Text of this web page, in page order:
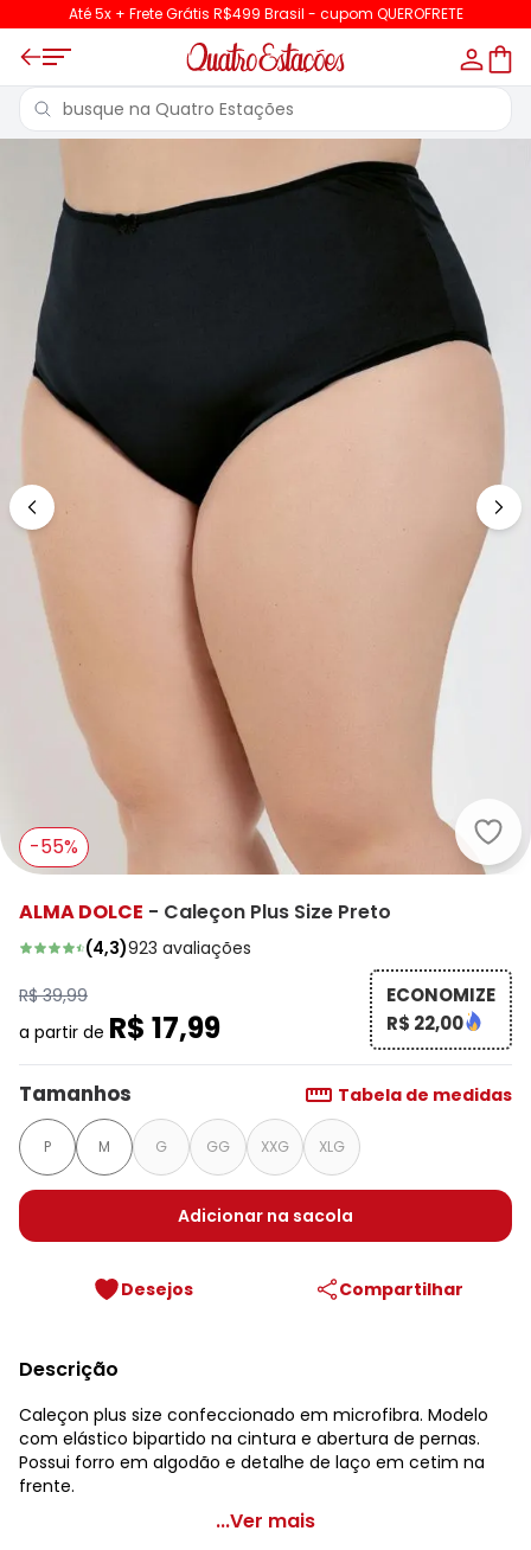
Até 5x + Frete Grátis R$499 Brasil - cupom QUEROFRETE
-55%
ALMA DOLCE - Caleçon Plus Size Preto
(4,3)923 avaliações
R$ 39,99
a partir de R$ 17,99
ECONOMIZE
R$ 22,00
Tamanhos Tabela de medidas
P M G GG XXG XLG
Adicionar na sacola
Desejos Compartilhar
Descrição
Caleçon plus size confeccionado em microfibra. Modelo
com elástico bipartido na cintura e abertura de pernas.
Possui forro em algodão e detalhe de laço em cetim na
frente.
Alma Dolce - Caleçon Plus Size Preto
...Ver mais